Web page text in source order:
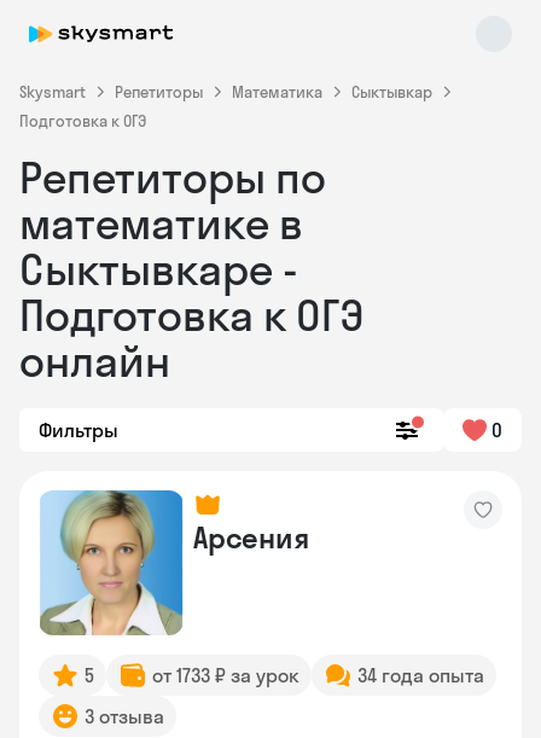
Skysmart Репетиторы Математика
Сыктывкар
Подготовка к ОГЭ
Репетиторы по
математике в
Сыктывкаре -
Подготовка к ОГЭ
онлайн
Фильтры 0
Арсения
5 от 1733 ₽ за урок
34 года опыта
3 отзыва
Skysmart Chat
online